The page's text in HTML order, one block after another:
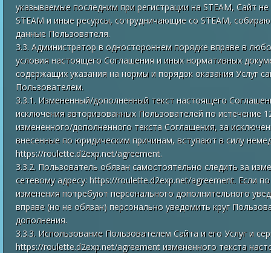
указываемые последним при регистрации на STEAM, Сайт
STEAM и иные ресурсы, сотрудничающие со STEAM,
данные Пользователя.
3.3. Администратор в одностороннем порядке вправе в
условия настоящего Соглашения и иных нормативных
содержащих указания на нормы и порядок оказания Услуг
Пользователем.
3.3.1. Измененный/дополненный текст настоящего
исключения авторизованных Пользователей по истечение
измененного/дополненного текста Соглашения, за
внесенные по юридическим причинам, вступают в силу
https://roulette.d2exp.net/agreement.
3.3.2. Пользователь обязан самостоятельно следить за
сетевому адресу: https://roulette.d2exp.net/agreement. Если
изменения потребуют персонального дополнительного
вправе (но не обязан) персонально уведомить круг
дополнения.
3.3.3. Использование Пользователем Сайта и его Услуг и
https://roulette.d2exp.net/agreement измененного текста